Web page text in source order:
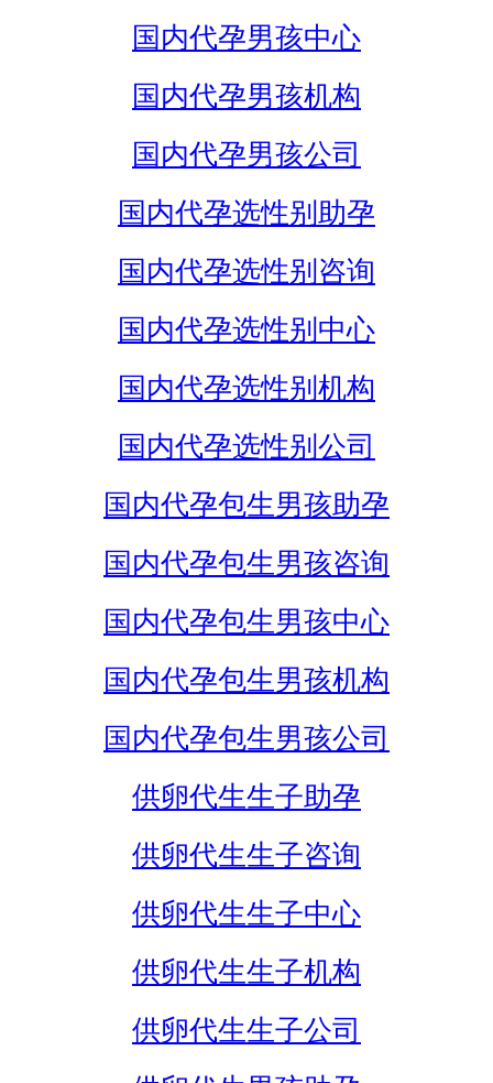
国内代孕男孩中心
国内代孕男孩机构
国内代孕男孩公司
国内代孕选性别助孕
国内代孕选性别咨询
国内代孕选性别中心
国内代孕选性别机构
国内代孕选性别公司
国内代孕包生男孩助孕
国内代孕包生男孩咨询
国内代孕包生男孩中心
国内代孕包生男孩机构
国内代孕包生男孩公司
供卵代生生子助孕
供卵代生生子咨询
供卵代生生子中心
供卵代生生子机构
供卵代生生子公司